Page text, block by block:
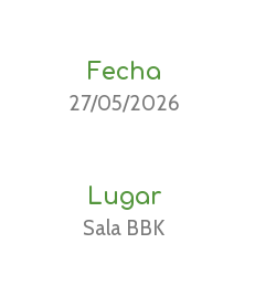
Fecha
27/05/2026
Lugar
Sala BBK